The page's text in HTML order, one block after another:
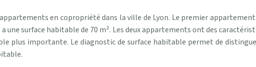
en copropriété dans la ville de Lyon. Le premier
une surface habitable de 70 m². Les deux appartements ont des
plus importante. Le diagnostic de surface habitable permet de